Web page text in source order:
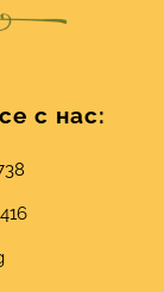
с нас: